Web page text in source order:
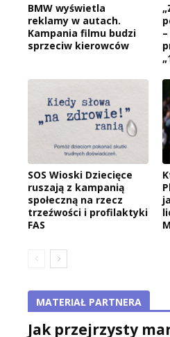
BMW wyświetla
reklamy w autach.
Kampania filmu budzi
sprzeciw kierowców
SOS Wioski Dziecięce
ruszają z kampanią
społeczną na rzecz
trzeźwości i profilaktyki
FAS
MATERIAŁ PARTNERA
Jak przejrzysty